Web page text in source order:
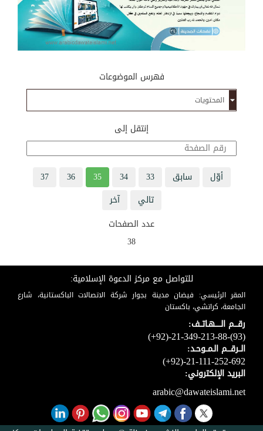
فهرس الموضوعات
إنتقل إلى
أوّل سابق 33
34
35
36
37
تالي
آخر
عدد الصفحات
38
للتواصل مع مركز الدعوة الإسلامية:
المقر الرئيسي: فيضان مدينة بجوار شركة الاتصالات الباكستانية، شارع
الجامعة، كراتشي، باكستان
رقـــم الـــــهـاتــف:
(+92)-21-349-213-88-(93)
الــرقـــم الـمــوحـد:
(+92)-21-111-252-692
البريد الإلكتروني:
arabic@dawateislami.net